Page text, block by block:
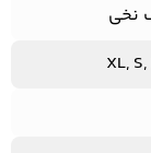
نخی
XL,